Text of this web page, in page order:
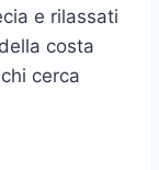
e rilassati
costa
cerca